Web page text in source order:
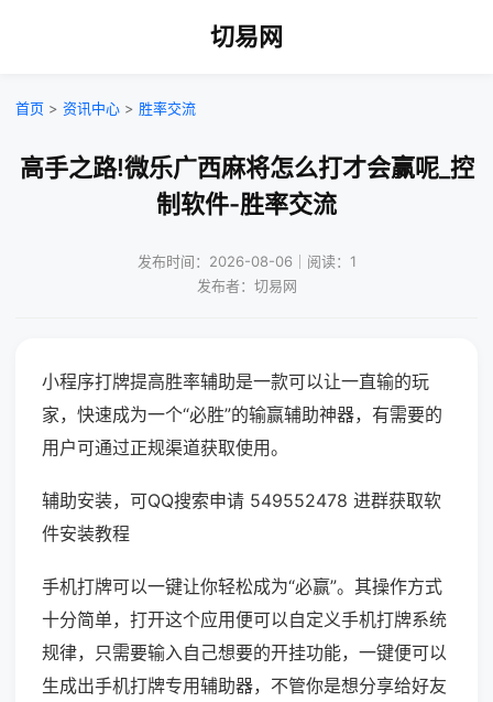
切易网
首页 > 资讯中心 > 胜率交流
高手之路!微乐广西麻将怎么打才会赢呢_控
制软件-胜率交流
发布时间：2026-08-06｜阅读：1
发布者：切易网
小程序打牌提高胜率辅助是一款可以让一直输的玩
家，快速成为一个“必胜”的输赢辅助神器，有需要的
用户可通过正规渠道获取使用。
辅助安装，可QQ搜索申请 549552478 进群获取软
件安装教程
手机打牌可以一键让你轻松成为“必赢”。其操作方式
十分简单，打开这个应用便可以自定义手机打牌系统
规律，只需要输入自己想要的开挂功能，一键便可以
生成出手机打牌专用辅助器，不管你是想分享给好友